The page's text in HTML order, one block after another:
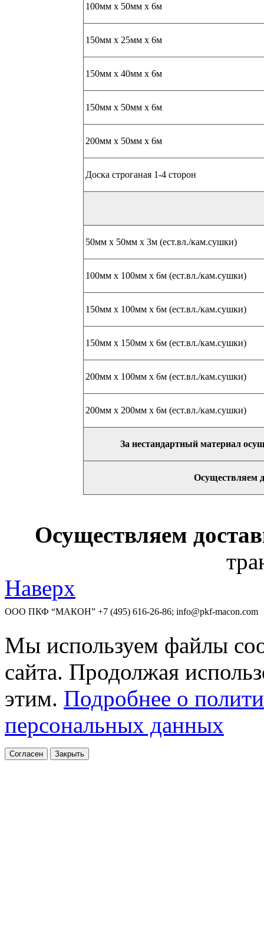
100мм х 50мм х 6м
150мм х 25мм х 6м
150мм х 40мм х 6м
150мм х 50мм х 6м
200мм х 50мм х 6м
Доска строганая 1-4 сторон
50мм х 50мм х 3м (ест.вл./кам.сушки)
100мм х 100мм х 6м (ест.вл./кам.сушки)
150мм х 100мм х 6м (ест.вл./кам.сушки)
150мм х 150мм х 6м (ест.вл./кам.сушки)
200мм х 100мм х 6м (ест.вл./кам.сушки)
200мм х 200мм х 6м (ест.вл./кам.сушки)
За нестандартный материал
Осуществляем
Осуществляем
Наверх
ООО ПКФ “МАКОН” +7 (495) 616-26-86; info@pkf-macon.com
Мы используем файлы
сайта. Продолжая
этим. Подробнее о
персональных данных
Согласен Закрыть